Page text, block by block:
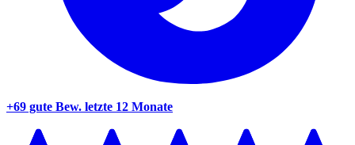
+69 gute Bew. letzte 12 Monate